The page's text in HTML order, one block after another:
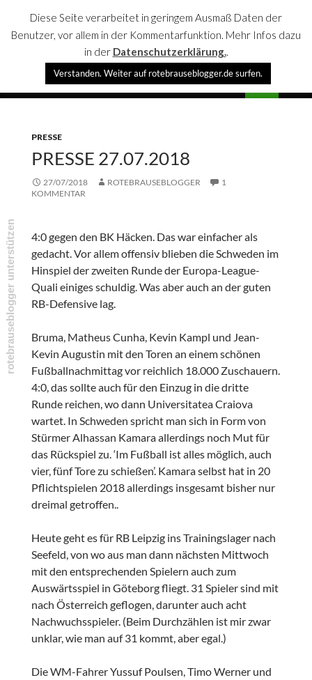
rotebrauseblogger
SPRINGE
PRESSE
PRESSE 27.07.2018
27/07/2018 ROTEBRAUSEBLOGGER
1
KOMMENTAR
4:0 gegen den BK Häcken. Das war einfacher als
gedacht. Vor allem offensiv blieben die Schweden im
Hinspiel der zweiten Runde der Europa-League-
Quali einiges schuldig. Was aber auch an der guten
RB-Defensive lag.
Bruma, Matheus Cunha, Kevin Kampl und Jean-
Kevin Augustin mit den Toren an einem schönen
Fußballnachmittag vor reichlich 18.000 Zuschauern.
4:0, das sollte auch für den Einzug in die dritte
Runde reichen, wo dann Universitatea Craiova
wartet. In Schweden spricht man sich in Form von
Stürmer Alhassan Kamara allerdings noch Mut für
das Rückspiel zu. ‘Im Fußball ist alles möglich, auch
vier, fünf Tore zu schießen’. Kamara selbst hat in 20
Pflichtspielen 2018 allerdings insgesamt bisher nur
dreimal getroffen..
Heute geht es für RB Leipzig ins Trainingslager nach
Seefeld, von wo aus man dann nächsten Mittwoch
mit den entsprechenden Spielern auch zum
Auswärtsspiel in Göteborg fliegt. 31 Spieler sind mit
nach Österreich geflogen, darunter auch acht
Nachwuchsspieler. (Beim Durchzählen ist mir zwar
unklar, wie man auf 31 kommt, aber egal.)
Die WM-Fahrer Yussuf Poulsen, Timo Werner und
Diese Seite verarbeitet in geringem Ausmaß Daten der
Benutzer, vor allem in der Kommentarfunktion. Mehr Infos dazu
in der Datenschutzerklärung..
Verstanden. Weiter auf rotebrauseblogger.de surfen.
rotebrauseblogger unterstützen